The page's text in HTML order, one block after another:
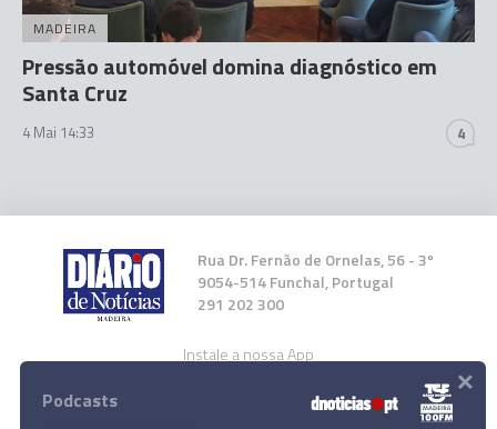
MADEIRA
Pressão automóvel domina diagnóstico em
Santa Cruz
4 Mai 14:33 4
Rua Dr. Fernão de Ornelas, 56 - 3º
9054-514 Funchal, Portugal
291 202 300
Instale a nossa App
Podcasts ×